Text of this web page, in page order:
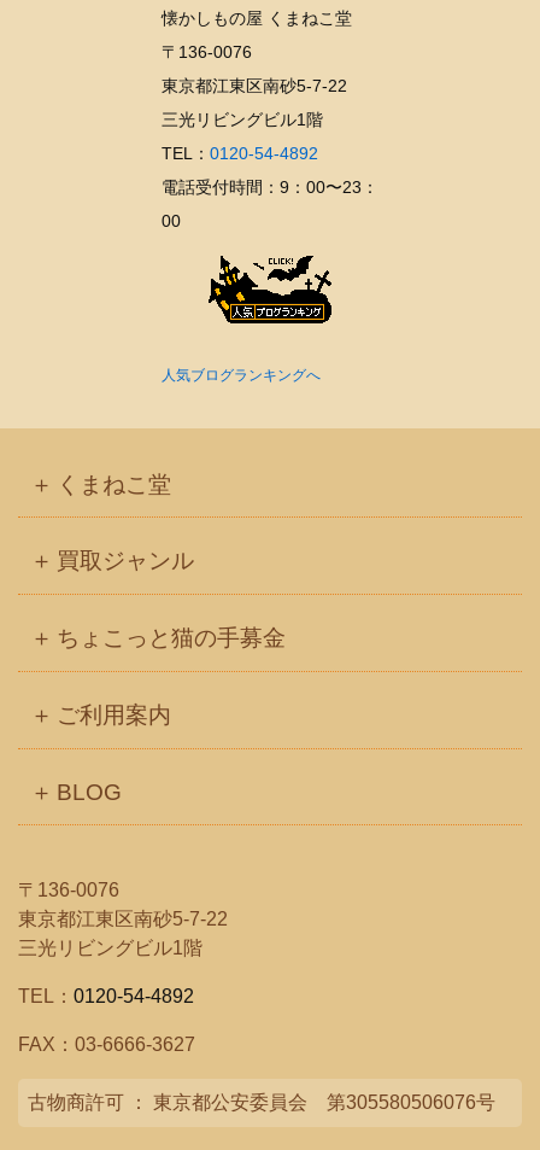
懐かしもの屋 くまねこ堂
〒136-0076
東京都江東区南砂5-7-22
三光リビングビル1階
TEL： 0120-54-4892
電話受付時間：9：00〜23：
00
人気ブログランキングへ
くまねこ堂
買取ジャンル
ちょこっと猫の手募金
ご利用案内
BLOG
〒136-0076
東京都江東区南砂5-7-22
三光リビングビル1階
TEL： 0120-54-4892
FAX：03-6666-3627
古物商許可 ： 東京都公安委員会 第305580506076号